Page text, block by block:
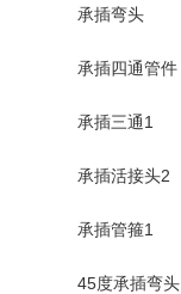
承插弯头
承插四通管件
承插三通1
承插活接头2
承插管箍1
45度承插弯头